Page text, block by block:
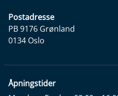
Postadresse
PB 9176 Grønland
0134 Oslo
Åpningstider